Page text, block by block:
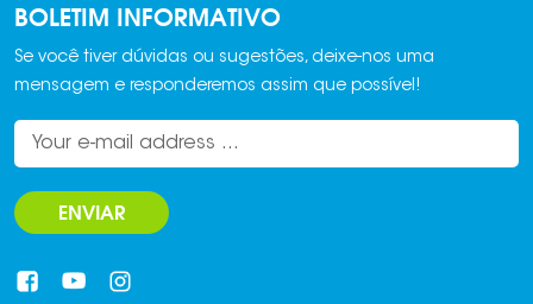
BOLETIM INFORMATIVO
Se você tiver dúvidas ou sugestões, deixe-nos uma
mensagem e responderemos assim que possível!
ENVIAR